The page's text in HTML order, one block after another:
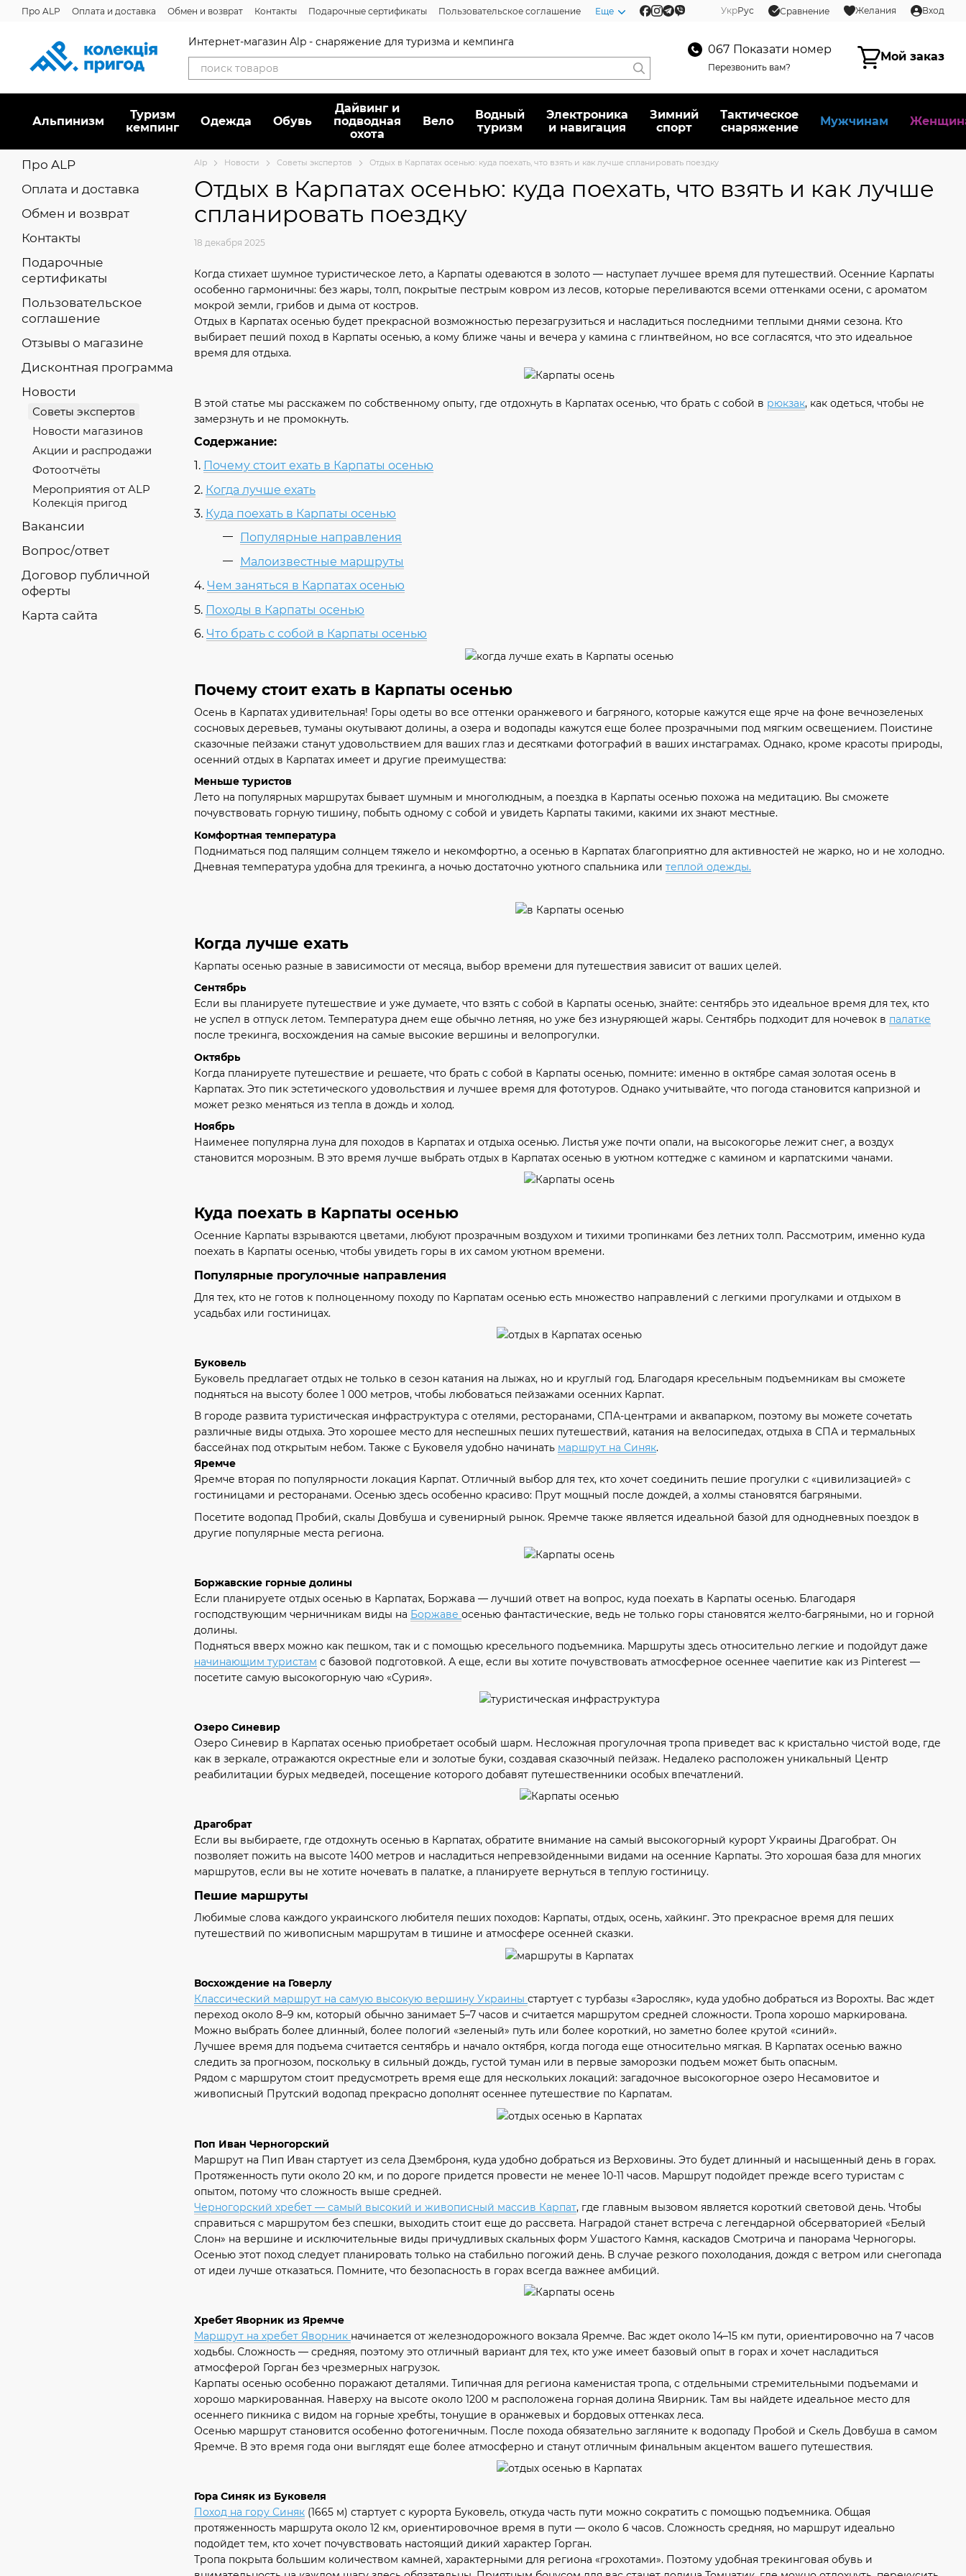
Перейти к основному контенту
Про ALP Оплата и доставка Обмен и возврат Контакты Подарочные сертификаты Пользовательское соглашение Еще УкрРус Сравнение Желания Вход
Интернет-магазин Alp - снаряжение для туризма и кемпинга
067 Показати номер
Перезвонить вам?
Мой заказ
Альпинизм
Туризм
кемпинг
Oдежда Обувь
Дайвинг и
подводная
охота
Вело
Водный
туризм
Электроника
и навигация
Зимний
спорт
Тактическое
снаряжение
Мужчинам
Alp Новости Советы экспертов Отдых в Карпатах осенью: куда поехать, что взять и как лучше спланировать поездку
Отдых в Карпатах осенью: куда поехать, что взять и как лучше
спланировать поездку
18 декабря 2025
Когда стихает шумное туристическое лето, а Карпаты одеваются в золото — наступает лучшее время для путешествий. Осенние Карпаты
особенно гармоничны: без жары, толп, покрытые пестрым ковром из лесов, которые переливаются всеми оттенками осени, с ароматом
мокрой земли, грибов и дыма от костров.
Отдых в Карпатах осенью будет прекрасной возможностью перезагрузиться и насладиться последними теплыми днями сезона. Кто
выбирает пеший поход в Карпаты осенью, а кому ближе чаны и вечера у камина с глинтвейном, но все согласятся, что это идеальное
время для отдыха.
В этой статье мы расскажем по собственному опыту, где отдохнуть в Карпатах осенью, что брать с собой в рюкзак, как одеться, чтобы не
замерзнуть и не промокнуть.
Содержание:
1. Почему стоит ехать в Карпаты осенью
2. Когда лучше ехать
3. Куда поехать в Карпаты осенью
Популярные направления
Малоизвестные маршруты
4. Чем заняться в Карпатах осенью
5. Походы в Карпаты осенью
6. Что брать с собой в Карпаты осенью
Почему стоит ехать в Карпаты осенью
Осень в Карпатах удивительная! Горы одеты во все оттенки оранжевого и багряного, которые кажутся еще ярче на фоне вечнозеленых
сосновых деревьев, туманы окутывают долины, а озера и водопады кажутся еще более прозрачными под мягким освещением. Поистине
сказочные пейзажи станут удовольствием для ваших глаз и десятками фотографий в ваших инстаграмах. Однако, кроме красоты природы,
осенний отдых в Карпатах имеет и другие преимущества:
Меньше туристов
Лето на популярных маршрутах бывает шумным и многолюдным, а поездка в Карпаты осенью похожа на медитацию. Вы сможете
почувствовать горную тишину, побыть одному с собой и увидеть Карпаты такими, какими их знают местные.
Комфортная температура
Подниматься под палящим солнцем тяжело и некомфортно, а осенью в Карпатах благоприятно для активностей не жарко, но и не холодно.
Дневная температура удобна для трекинга, а ночью достаточно уютного спальника или теплой одежды.
Когда лучше ехать
Карпаты осенью разные в зависимости от месяца, выбор времени для путешествия зависит от ваших целей.
Сентябрь
Если вы планируете путешествие и уже думаете, что взять с собой в Карпаты осенью, знайте: сентябрь это идеальное время для тех, кто
не успел в отпуск летом. Температура днем ​​еще обычно летняя, но уже без изнуряющей жары. Сентябрь подходит для ночевок в палатке
после трекинга, восхождения на самые высокие вершины и велопрогулки.
Октябрь
Когда планируете путешествие и решаете, что брать с собой в Карпаты осенью, помните: именно в октябре самая золотая осень в
Карпатах. Это пик эстетического удовольствия и лучшее время для фототуров. Однако учитывайте, что погода становится капризной и
может резко меняться из тепла в дождь и холод.
Ноябрь
Наименее популярна луна для походов в Карпатах и ​​отдыха осенью. Листья уже почти опали, на высокогорье лежит снег, а воздух
становится морозным. В это время лучше выбрать отдых в Карпатах осенью в уютном коттедже с камином и карпатскими чанами.
Куда поехать в Карпаты осенью
Осенние Карпаты взрываются цветами, любуют прозрачным воздухом и тихими тропинками без летних толп. Рассмотрим, именно куда
поехать в Карпаты осенью, чтобы увидеть горы в их самом уютном времени.
Популярные прогулочные направления
Для тех, кто не готов к полноценному походу по Карпатам осенью есть множество направлений с легкими прогулками и отдыхом в
усадьбах или гостиницах.
Буковель
Буковель предлагает отдых не только в сезон катания на лыжах, но и круглый год. Благодаря кресельным подъемникам вы сможете
подняться на высоту более 1 000 метров, чтобы любоваться пейзажами осенних Карпат.
В городе развита туристическая инфраструктура с отелями, ресторанами, СПА-центрами и аквапарком, поэтому вы можете сочетать
различные виды отдыха. Это хорошее место для неспешных пеших путешествий, катания на велосипедах, отдыха в СПА и термальных
бассейнах под открытым небом. Также с Буковеля удобно начинать маршрут на Синяк.
Яремче
Яремче вторая по популярности локация Карпат. Отличный выбор для тех, кто хочет соединить пешие прогулки с «цивилизацией» с
гостиницами и ресторанами. Осенью здесь особенно красиво: Прут мощный после дождей, а холмы становятся багряными.
Посетите водопад Пробий, скалы Довбуша и сувенирный рынок. Яремче также является идеальной базой для однодневных поездок в
другие популярные места региона.
Боржавские горные долины
Если планируете отдых осенью в Карпатах, Боржава — лучший ответ на вопрос, куда поехать в Карпаты осенью. Благодаря
господствующим черничникам виды на Боржаве осенью фантастические, ведь не только горы становятся желто-багряными, но и горной
долины.
Подняться вверх можно как пешком, так и с помощью кресельного подъемника. Маршруты здесь относительно легкие и подойдут даже
начинающим туристам с базовой подготовкой. А еще, если вы хотите почувствовать атмосферное осеннее чаепитие как из Pinterest —
посетите самую высокогорную чаю «Сурия».
Озеро Синевир
Озеро Синевир в Карпатах осенью приобретает особый шарм. Несложная прогулочная тропа приведет вас к кристально чистой воде, где
как в зеркале, отражаются окрестные ели и золотые буки, создавая сказочный пейзаж. Недалеко расположен уникальный Центр
реабилитации бурых медведей, посещение которого добавят путешественники особых впечатлений.
Драгобрат
Если вы выбираете, где отдохнуть осенью в Карпатах, обратите внимание на самый высокогорный курорт Украины Драгобрат. Он
позволяет пожить на высоте 1400 метров и насладиться непревзойденными видами на осенние Карпаты. Это хорошая база для многих
маршрутов, если вы не хотите ночевать в палатке, а планируете вернуться в теплую гостиницу.
Пешие маршруты
Любимые слова каждого украинского любителя пеших походов: Карпаты, отдых, осень, хайкинг. Это прекрасное время для пеших
путешествий по живописным маршрутам в тишине и атмосфере осенней сказки.
Восхождение на Говерлу
Классический маршрут на самую высокую вершину Украины стартует с турбазы «Заросляк», куда удобно добраться из Ворохты. Вас ждет
переход около 8–9 км, который обычно занимает 5–7 часов и считается маршрутом средней сложности. Тропа хорошо маркирована.
Можно выбрать более длинный, более пологий «зеленый» путь или более короткий, но заметно более крутой «синий».
Лучшее время для подъема считается сентябрь и начало октября, когда погода еще относительно мягкая. В Карпатах осенью важно
следить за прогнозом, поскольку в сильный дождь, густой туман или в первые заморозки подъем может быть опасным.
Рядом с маршрутом стоит предусмотреть время еще для нескольких локаций: загадочное высокогорное озеро Несамовитое и
живописный Прутский водопад прекрасно дополнят осеннее путешествие по Карпатам.
Поп Иван Черногорский
Маршрут на Пип Иван стартует из села Дземброня, куда удобно добраться из Верховины. Это будет длинный и насыщенный день в горах.
Протяженность пути около 20 км, и по дороге придется провести не менее 10-11 часов. Маршрут подойдет прежде всего туристам с
опытом, потому что сложность выше средней.
Черногорский хребет — самый высокий и живописный массив Карпат, где главным вызовом является короткий световой день. Чтобы
справиться с маршрутом без спешки, выходить стоит еще до рассвета. Наградой станет встреча с легендарной обсерваторией «Белый
Слон» на вершине и исключительные виды причудливых скальных форм Ушастого Камня, каскадов Смотрича и панорама Черногоры.
Осенью этот поход следует планировать только на стабильно погожий день. В случае резкого похолодания, дождя с ветром или снегопада
от идеи лучше отказаться. Помните, что безопасность в горах всегда важнее амбиций.
Хребет Яворник из Яремче
Маршрут на хребет Яворник начинается от железнодорожного вокзала Яремче. Вас ждет около 14–15 км пути, ориентировочно на 7 часов
ходьбы. Сложность — средняя, ​​поэтому это отличный вариант для тех, кто уже имеет базовый опыт в горах и хочет насладиться
атмосферой Горган без чрезмерных нагрузок.
Карпаты осенью особенно поражают деталями. Типичная для региона каменистая тропа, с отдельными стремительными подъемами и
хорошо маркированная. Наверху на высоте около 1200 м расположена горная долина Явирник. Там вы найдете идеальное место для
осеннего пикника с видом на горные хребты, тонущие в оранжевых и бордовых оттенках леса.
Осенью маршрут становится особенно фотогеничным. После похода обязательно загляните к водопаду Пробой и Скель Довбуша в самом
Яремче. В это время года они выглядят еще более атмосферно и станут отличным финальным акцентом вашего путешествия.
Гора Синяк из Буковеля
Поход на гору Синяк (1665 м) стартует с курорта Буковель, откуда часть пути можно сократить с помощью подъемника. Общая
протяженность маршрута около 12 км, ориентировочное время в пути — около 6 часов. Сложность средняя, ​​но маршрут идеально
подойдет тем, кто хочет почувствовать настоящий дикий характер Горган.
Тропа покрыта большим количеством камней, характерными для региона «грохотами». Поэтому удобная трекинговая обувь и
Про ALP
Оплата и доставка
Обмен и возврат
Контакты
Подарочные
сертификаты
Пользовательское
соглашение
Отзывы о магазине
Дисконтная программа
Новости
Советы экспертов
Новости магазинов
Акции и распродажи
Фотоотчёты
Мероприятия от ALP
Колекція пригод
Вакансии
Вопрос/ответ
Договор публичной
оферты
Карта сайта